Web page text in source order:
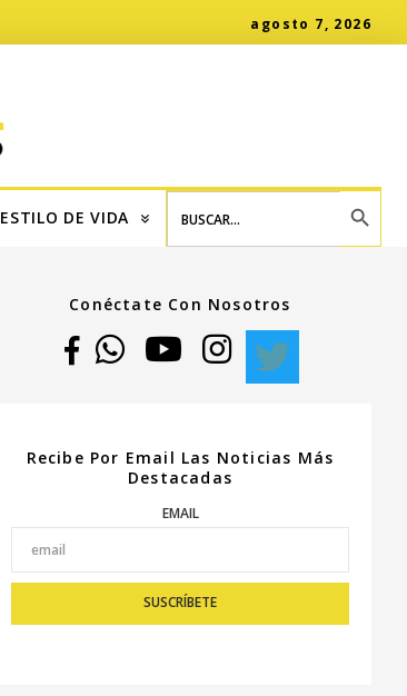
agosto 7, 2026
ESTILO DE VIDA
Search
for:
SEARCH
Conéctate Con Nosotros
Recibe Por Email Las Noticias Más
Destacadas
EMAIL